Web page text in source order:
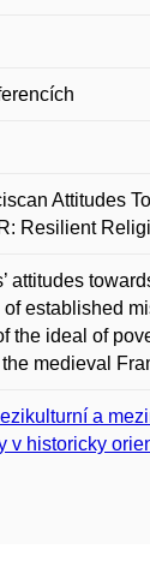
Attitudes
Resilient
attitudes
established
the ideal of
medieval
a
v historicky